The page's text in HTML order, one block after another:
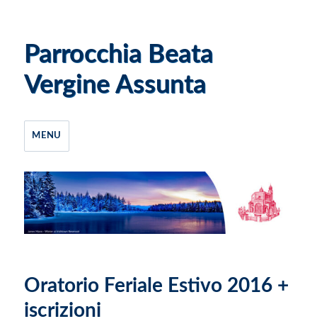
Parrocchia Beata
Vergine Assunta
MENU
Oratorio Feriale Estivo 2016 +
iscrizioni